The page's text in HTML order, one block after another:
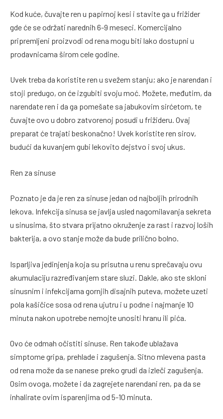
Kod kuće, čuvajte ren u papirnoj kesi i stavite ga u frižider
gde će se održati narednih 6-9 meseci. Komercijalno
pripremljeni proizvodi od rena mogu biti lako dostupni u
prodavnicama širom cele godine.
Uvek treba da koristite ren u svežem stanju; ako je narendan i
stoji predugo, on će izgubiti svoju moć. Možete, međutim, da
narendate ren i da ga pomešate sa jabukovim sirćetom, te
čuvajte ovo u dobro zatvorenoj posudi u frižideru. Ovaj
preparat će trajati beskonačno! Uvek koristite ren sirov,
budući da kuvanjem gubi lekovito dejstvo i svoj ukus.
Ren za sinuse
Poznato je da je ren za sinuse jedan od najboljih prirodnih
lekova. Infekcija sinusa se javlja usled nagomilavanja sekreta
u sinusima, što stvara prijatno okruženje za rast i razvoj loših
bakterija, a ovo stanje može da bude prilično bolno.
Isparljiva jedinjenja koja su prisutna u renu sprečavaju ovu
akumulaciju razređivanjem stare sluzi. Dakle, ako ste skloni
sinusnim i infekcijama gornjih disajnih puteva, možete uzeti
pola kašičice sosa od rena ujutru i u podne i najmanje 10
minuta nakon upotrebe nemojte unositi hranu ili pića.
Ovo će odmah očistiti sinuse. Ren takođe ublažava
simptome gripa, prehlade i zagušenja. Sitno mlevena pasta
od rena može da se nanese preko grudi da izleči zagušenja.
Osim ovoga, možete i da zagrejete narendani ren, pa da se
inhalirate ovim isparenjima od 5-10 minuta.